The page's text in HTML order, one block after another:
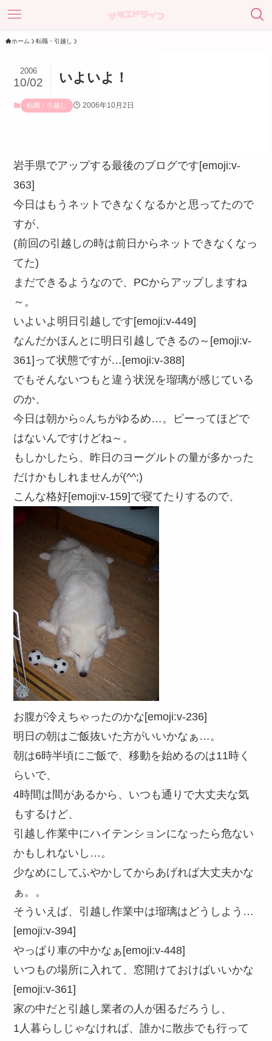
ホーム 転職・引越し
いよいよ！
2006
10/02
転職・引越し 2006年10月2日
岩手県でアップする最後のブログです[emoji:v-
363]
今日はもうネットできなくなるかと思ってたので
すが、
(前回の引越しの時は前日からネットできなくなっ
てた)
まだできるようなので、PCからアップしますね
～。
いよいよ明日引越しです[emoji:v-449]
なんだかほんとに明日引越しできるの～[emoji:v-
361]って状態ですが…[emoji:v-388]
でもそんないつもと違う状況を瑠璃が感じている
のか、
今日は朝から○んちがゆるめ…。ピーってほどで
はないんですけどね～。
もしかしたら、昨日のヨーグルトの量が多かった
だけかもしれませんが(^^;)
こんな格好[emoji:v-159]で寝てたりするので、
お腹が冷えちゃったのかな[emoji:v-236]
明日の朝はご飯抜いた方がいいかなぁ…。
朝は6時半頃にご飯で、移動を始めるのは11時く
らいで、
4時間は間があるから、いつも通りで大丈夫な気
もするけど、
引越し作業中にハイテンションになったら危ない
かもしれないし…。
少なめにしてふやかしてからあげれば大丈夫かな
ぁ。。
そういえば、引越し作業中は瑠璃はどうしよう…
[emoji:v-394]
やっぱり車の中かなぁ[emoji:v-448]
いつもの場所に入れて、窓開けておけばいいかな
[emoji:v-361]
家の中だと引越し業者の人が困るだろうし、
1人暮らしじゃなければ、誰かに散歩でも行って